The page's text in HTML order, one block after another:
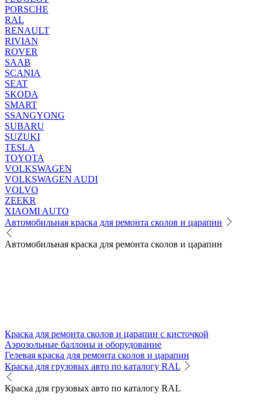
PORSCHE
RAL
RENAULT
RIVIAN
ROVER
SAAB
SCANIA
SEAT
SKODA
SMART
SSANGYONG
SUBARU
SUZUKI
TESLA
TOYOTA
VOLKSWAGEN
VOLKSWAGEN AUDI
VOLVO
ZEEKR
XIAOMI AUTO
Автомобильная краска для ремонта сколов и царапин
Автомобильная краска для ремонта сколов и царапин
Краска для ремонта сколов и царапин с кисточкой
Аэрозольные баллоны и оборудование
Гелевая краска для ремонта сколов и царапин
Краска для грузовых авто по каталогу RAL
Краска для грузовых авто по каталогу RAL